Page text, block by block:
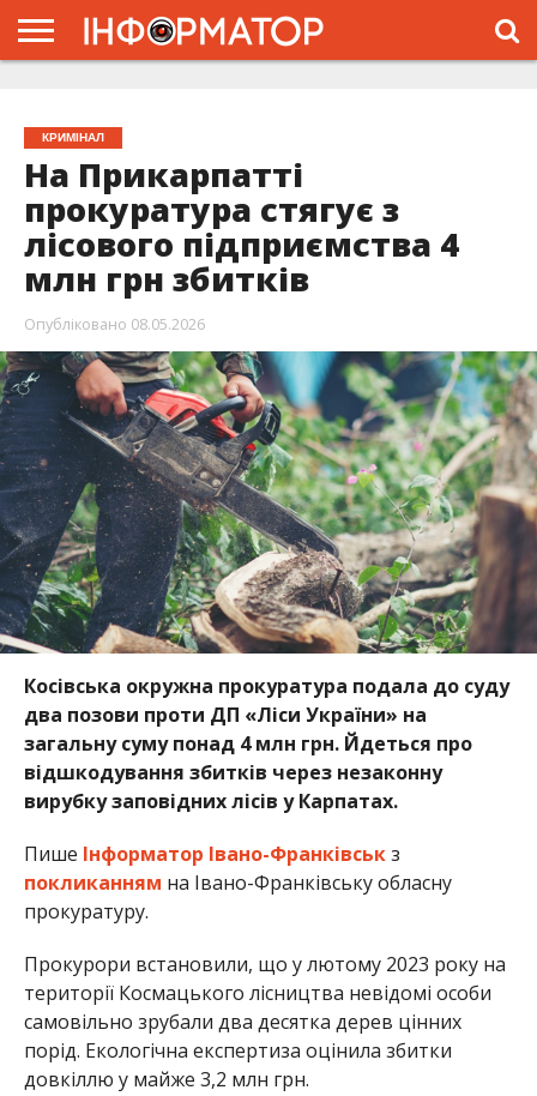
КРИМІНАЛ
На Прикарпатті
прокуратура стягує з
лісового підприємства 4
млн грн збитків
Опубліковано 08.05.2026
Косівська окружна прокуратура подала до суду
два позови проти ДП «Ліси України» на
загальну суму понад 4 млн грн. Йдеться про
відшкодування збитків через незаконну
вирубку заповідних лісів у Карпатах.
Пише Інформатор Івано-Франківськз
покликанням на Івано-Франківську обласну
прокуратуру.
Прокурори встановили, що у лютому 2023 року на
території Космацького лісництва невідомі особи
самовільно зрубали два десятка дерев цінних
порід. Екологічна експертиза оцінила збитки
довкіллю у майже 3,2 млн грн.